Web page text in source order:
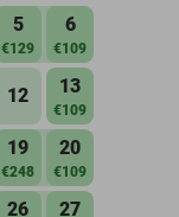
5
€129
6
€109
12 13
€109
19
€248
20
€109
26 27